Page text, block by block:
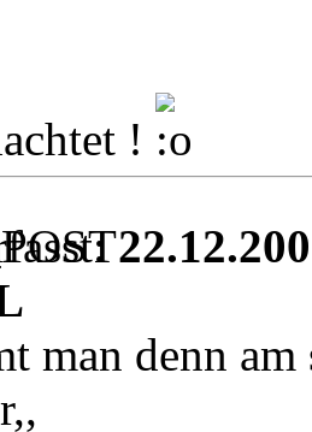
!
man denn